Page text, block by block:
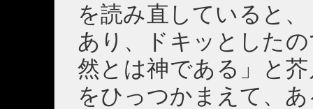
を読み直していると
あり、ドキッとした
然とは神である」と
をひっつかまえて、